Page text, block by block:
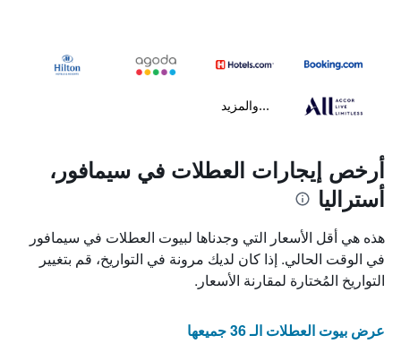
...والمزيد
أرخص إيجارات العطلات في سيمافور،
أستراليا
هذه هي أقل الأسعار التي وجدناها لبيوت العطلات في سيمافور
في الوقت الحالي. إذا كان لديك مرونة في التواريخ، قم بتغيير
التواريخ المُختارة لمقارنة الأسعار.
عرض بيوت العطلات الـ 36 جميعها